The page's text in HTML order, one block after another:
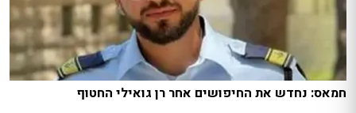
חמאס: נחדש את החיפושים אחר רן גואילי החטוף